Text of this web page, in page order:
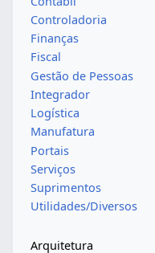
Controladoria
Finanças
Fiscal
Gestão de Pessoas
Integrador
Logística
Manufatura
Portais
Serviços
Suprimentos
Utilidades/Diversos
Arquitetura